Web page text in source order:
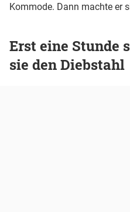
Kommode. Dann machte er
Erst eine Stunde
sie den Diebstahl